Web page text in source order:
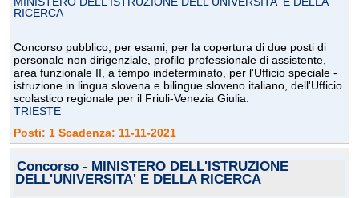
RICERCA
Concorso pubblico, per esami, per la copertura di due posti di
personale non dirigenziale, profilo professionale di assistente,
area funzionale II, a tempo indeterminato, per l'Ufficio speciale -
istruzione in lingua slovena e bilingue sloveno italiano, dell'Ufficio
scolastico regionale per il Friuli-Venezia Giulia.
TRIESTE
Posti: 1 Scadenza: 11-11-2021
Concorso - MINISTERO DELL'ISTRUZIONE
DELL'UNIVERSITA' E DELLA RICERCA